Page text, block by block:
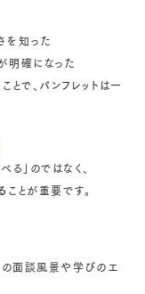
を知った
明確になった
で、パンフレットは一
る」のではなく、
ことが重要です。
の面談風景や学びのエ